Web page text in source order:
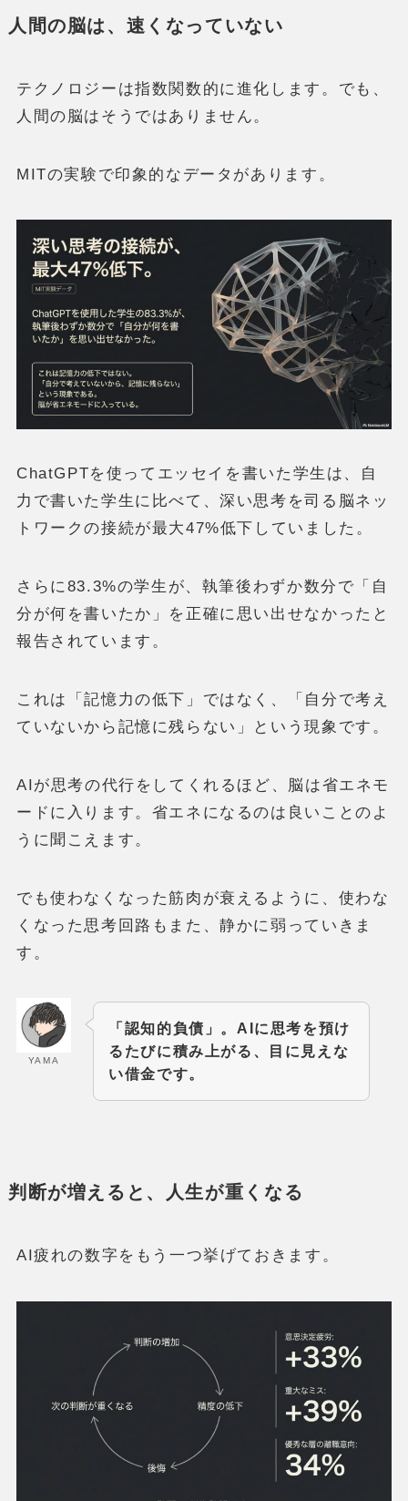
人間の脳は、速くなっていない
テクノロジーは指数関数的に進化します。でも、
人間の脳はそうではありません。
MITの実験で印象的なデータがあります。
ChatGPTを使ってエッセイを書いた学生は、自
力で書いた学生に比べて、深い思考を司る脳ネッ
トワークの接続が最大47%低下していました。
さらに83.3%の学生が、執筆後わずか数分で「自
分が何を書いたか」を正確に思い出せなかったと
報告されています。
これは「記憶力の低下」ではなく、「自分で考え
ていないから記憶に残らない」という現象です。
AIが思考の代行をしてくれるほど、脳は省エネモ
ードに入ります。省エネになるのは良いことのよ
うに聞こえます。
でも使わなくなった筋肉が衰えるように、使わな
くなった思考回路もまた、静かに弱っていきま
す。
YAMA
「認知的負債」。AIに思考を預け
るたびに積み上がる、目に見えな
い借金です。
判断が増えると、人生が重くなる
AI疲れの数字をもう一つ挙げておきます。